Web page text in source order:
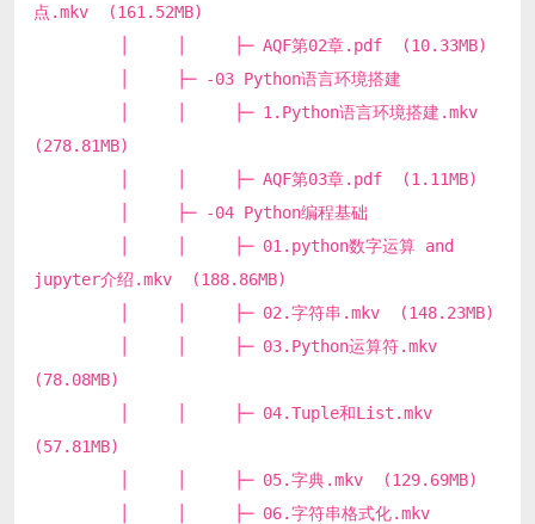
点.mkv (161.52MB)
│ │ ├─ AQF第02章.pdf (10.33MB)
│ ├─ -03 Python语言环境搭建
│ │ ├─ 1.Python语言环境搭建.mkv
(278.81MB)
│ │ ├─ AQF第03章.pdf (1.11MB)
│ ├─ -04 Python编程基础
│ │ ├─ 01.python数字运算 and
jupyter介绍.mkv (188.86MB)
│ │ ├─ 02.字符串.mkv (148.23MB)
│ │ ├─ 03.Python运算符.mkv
(78.08MB)
│ │ ├─ 04.Tuple和List.mkv
(57.81MB)
│ │ ├─ 05.字典.mkv (129.69MB)
│ │ ├─ 06.字符串格式化.mkv